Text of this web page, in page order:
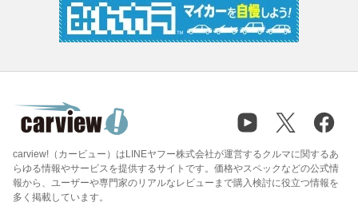
carview!（カービュー）はLINEヤフー株式会社が運営するクルマに関するあ
らゆる情報やサービスを提供するサイトです。価格やスペックなどの公式情
報から、ユーザーや専門家のリアルなレビューまで購入検討に役立つ情報を
多く掲載しています。